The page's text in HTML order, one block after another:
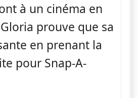
à un cinéma en
prouve que sa
en prenant la
pour Snap-A-